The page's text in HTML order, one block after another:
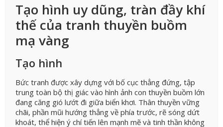
Tạo hình uy dũng, tràn đầy khí
thế của tranh thuyền buồm
mạ vàng
Tạo hình
Bức tranh được xây dựng với bố cục thẳng đứng, tập
trung toàn bộ thị giác vào hình ảnh con thuyền buồm lớn
đang căng gió lướt đi giữa biển khơi. Thân thuyền vững
chãi, phần mũi hướng thẳng về phía trước, rẽ sóng dứt
khoát, thể hiện ý chí tiến lên mạnh mẽ và tinh thần không